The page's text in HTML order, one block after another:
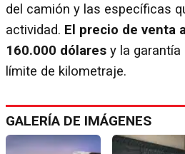
del camión y las específicas
actividad. El precio de venta
160.000 dólares y la
límite de kilometraje.
GALERÍA DE IMÁGENES